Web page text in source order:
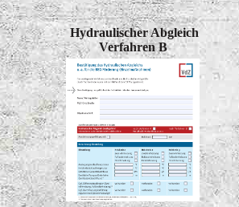
Hydraulischer Abgleich
Verfahren B